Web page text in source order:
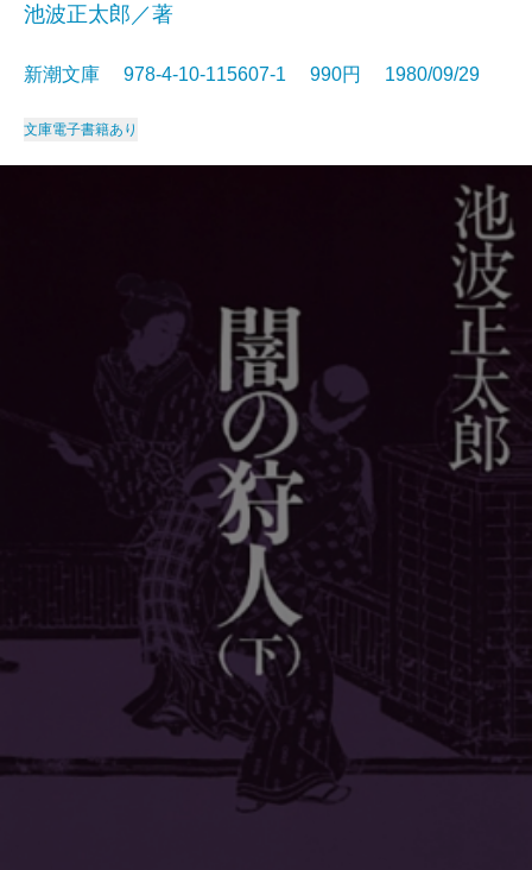
池波正太郎／著
新潮文庫 978-4-10-115607-1 990円 1980/09/29
文庫電子書籍あり